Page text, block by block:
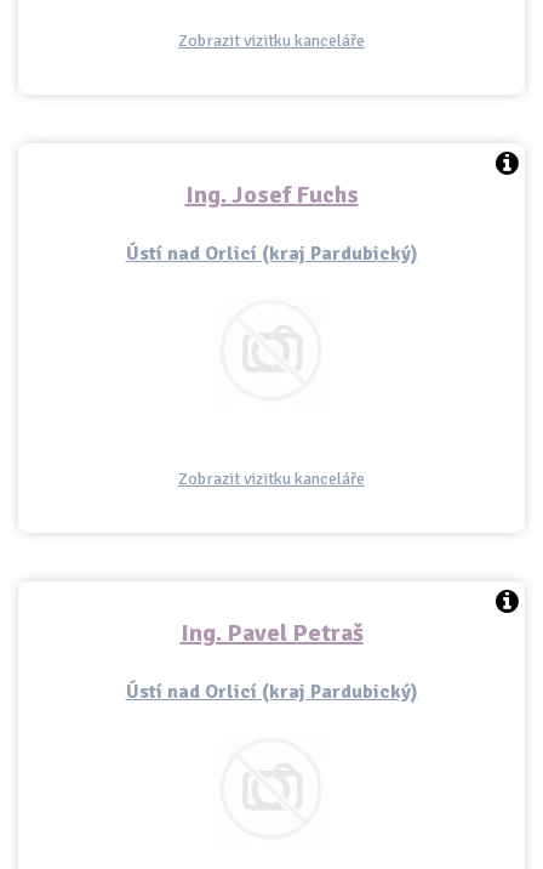
Zobrazit vizitku kanceláře
Ing. Josef Fuchs
Ústí nad Orlicí (kraj Pardubický)
Zobrazit vizitku kanceláře
Ing. Pavel Petraš
Ústí nad Orlicí (kraj Pardubický)